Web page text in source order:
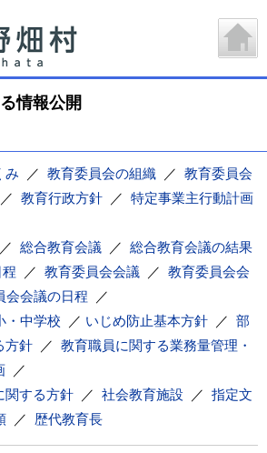
情報公開
み ／ 教育委員会の組織 ／ 教育委員会
／ 教育行政方針 ／ 特定事業主行動計画
／ 総合教育会議 ／ 総合教育会議の結果
／ 教育委員会会議 ／ 教育委員会会
会会議の日程 ／
・中学校 ／ いじめ防止基本方針 ／ 部
方針 ／ 教育職員に関する業務量管理・
／
関する方針 ／ 社会教育施設 ／ 指定文
／ 歴代教育長